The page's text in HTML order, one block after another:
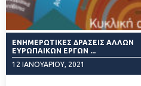
ΕΝΗΜΕΡΩΤΙΚΈΣ ΔΡΆΣΕΙΣ ΆΛΛΩΝ
ΕΥΡΩΠΑΙΚΏΝ ΈΡΓΩΝ ...
12 ΙΑΝΟΥΑΡΊΟΥ, 2021